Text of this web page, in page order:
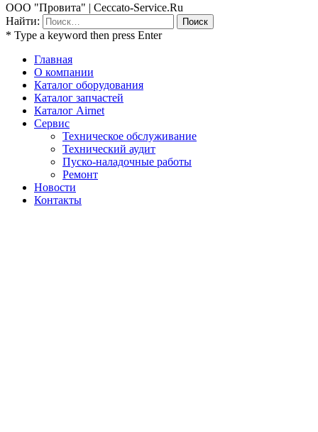
ООО "Провита" | Ceccato-Service.Ru
Найти:
* Type a keyword then press Enter
Главная
О компании
Каталог оборудования
Каталог запчастей
Каталог Airnet
Сервис
Техническое обслуживание
Технический аудит
Пуско-наладочные работы
Ремонт
Новости
Контакты